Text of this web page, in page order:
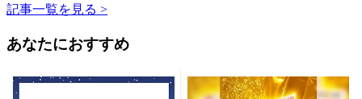
記事一覧を見る >
あなたにおすすめ